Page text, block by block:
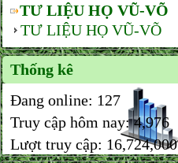
TƯ LIỆU HỌ VŨ-VÕ
TƯ LIỆU HỌ VŨ-VÕ
Thống kê
Đang online: 127
Truy cập hôm nay:4,976
Lượt truy cập: 16,724,000